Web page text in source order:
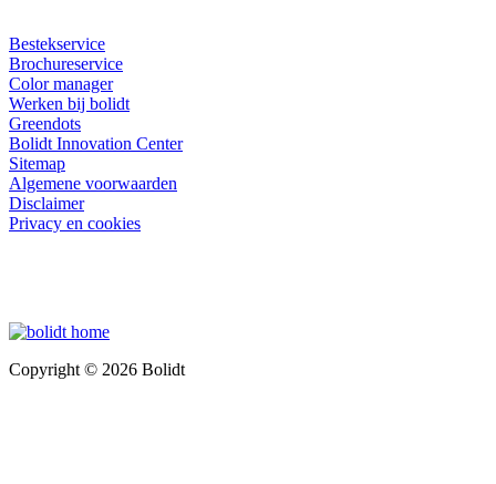
Bestekservice
Brochureservice
Color manager
Werken bij bolidt
Greendots
Bolidt Innovation Center
Sitemap
Algemene voorwaarden
Disclaimer
Privacy en cookies
Copyright © 2026 Bolidt